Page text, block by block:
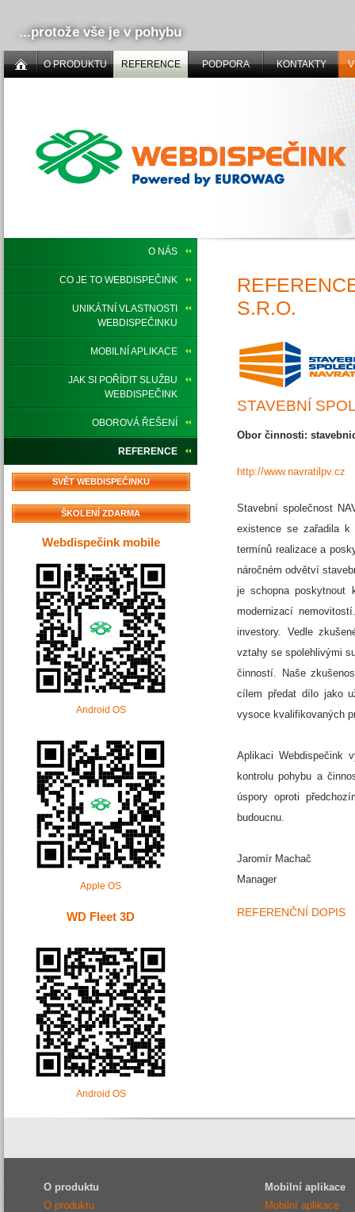
...protože vše je v pohybu
O PRODUKTU REFERENCE PODPORA KONTAKTY
O NÁS
CO JE TO WEBDISPEČINK
UNIKÁTNÍ VLASTNOSTI
WEBDISPEČINKU
MOBILNÍ APLIKACE
JAK SI POŘÍDIT SLUŽBU
WEBDISPEČINK
OBOROVÁ ŘEŠENÍ
REFERENCE
SVĚT WEBDISPEČINKU
ŠKOLENÍ ZDARMA
Webdispečink mobile
Android OS
Apple OS
WD Fleet 3D
Android OS
S.R.O.
STAVEBNÍ
Obor činnosti:
http://www.navratilpv.cz
Stavební společnost
existence se zařadila k
termínů realizace a
náročném odvětví
je schopna poskytnout
modernizací
investory. Vedle
vztahy se spolehlivými
činností. Naše
cílem předat dílo jako
vysoce kvalifikovaných
Aplikaci Webdispečink
kontrolu pohybu a
úspory oproti
budoucnu.
Jaromír Machač
Manager
REFERENČNÍ DOPIS
O produktu
O produktu
Mobilní aplikace
Mobilní aplikace